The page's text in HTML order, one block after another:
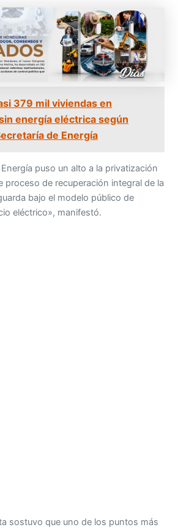
379 mil viviendas en
energía eléctrica según
de Energía
puso un alto a la privatización
proceso de recuperación integral de la
bajo el modelo público de
eléctrico», manifestó.
sostuvo que uno de los puntos más